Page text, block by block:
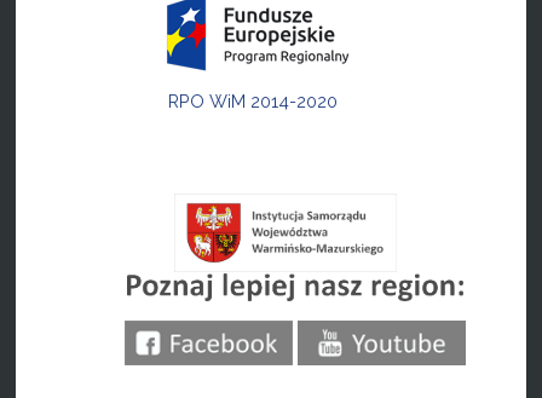
RPO WiM 2014-2020